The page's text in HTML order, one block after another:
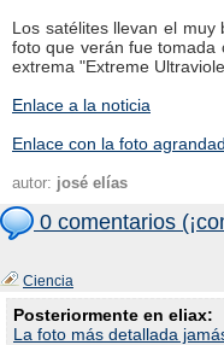
Los satélites llevan el muy
foto que verán fue tomada
extrema "Extreme
Enlace a la noticia
Enlace con la foto
autor: josé elías
0 comentarios
Ciencia
Posteriormente en eliax:
La foto más detallada